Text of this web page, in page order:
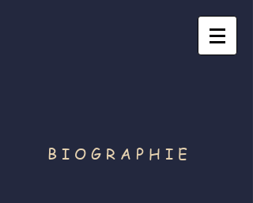
B I O G R A P H I E